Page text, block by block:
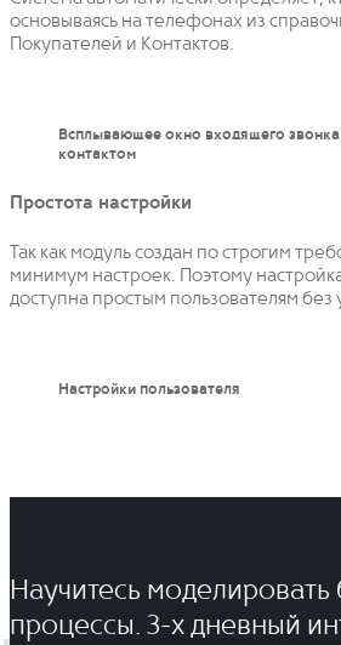
основываясь на телефонах из
Покупателей и Контактов.
Всплывающее окно входящего
контактом
Простота настройки
Так как модуль создан по строгим
минимум настроек. Поэтому
доступна простым пользователям без
Настройки пользователя
Научитесь моделировать
процессы. 3-x дневный